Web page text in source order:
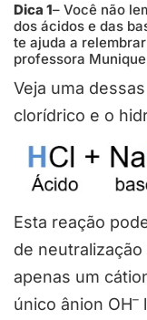
Dica 1– Você não
dos ácidos e das
te ajuda a
professora
Veja uma
clorídrico e o
Esta reação
de
apenas um
único ânion OH–